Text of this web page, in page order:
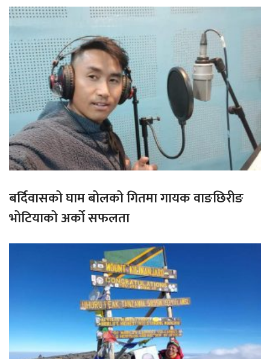
बर्दिवासको घाम बोलको गितमा गायक वाङछिरीङ
भोटियाको अर्को सफलता